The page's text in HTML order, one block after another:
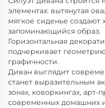
элементах: вытянутая
мягкое сиденье создают
запоминающийся образ.
Горизонтальная
подчеркивает
графичности.
Диван выглядит
станет выразительным
зонах, коворкингах, арт-
современных домашних